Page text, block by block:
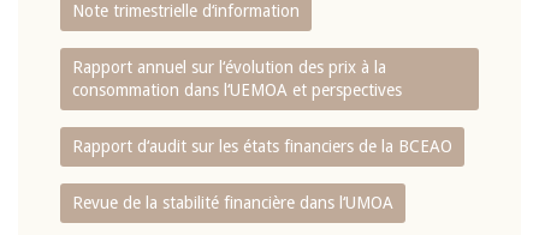
Note trimestrielle d‘information
Rapport annuel sur l‘évolution des prix à la
consommation dans l‘UEMOA et perspectives
Rapport d‘audit sur les états financiers de la BCEAO
Revue de la stabilité financière dans l‘UMOA